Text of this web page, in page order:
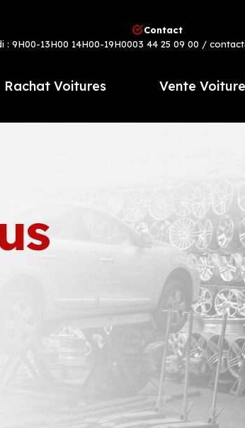
: 9H00-13H00 14H00-19H00
Contact
03 44 25 09 00 /
Rachat Voitures Vente